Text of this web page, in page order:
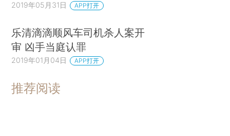
2019年05月31日 APP打开
乐清滴滴顺风车司机杀人案开
审 凶手当庭认罪
2019年01月04日 APP打开
推荐阅读